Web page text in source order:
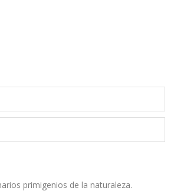
primigenios de la naturaleza.